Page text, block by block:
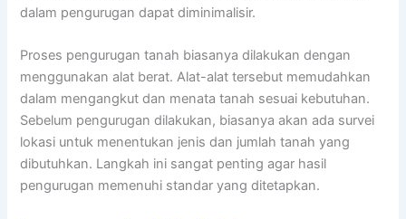
dalam pengurugan dapat diminimalisir.
Proses pengurugan tanah biasanya dilakukan dengan
menggunakan alat berat. Alat-alat tersebut memudahkan
dalam mengangkut dan menata tanah sesuai kebutuhan.
Sebelum pengurugan dilakukan, biasanya akan ada survei
lokasi untuk menentukan jenis dan jumlah tanah yang
dibutuhkan. Langkah ini sangat penting agar hasil
pengurugan memenuhi standar yang ditetapkan.